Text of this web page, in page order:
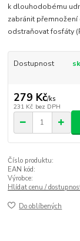
k dlouhodobému
zabránit přemnožení
odstraňovat fosfáty
Dostupnost
279 Kč/ks
231 Kč bez DPH
Číslo produktu:
EAN kód:
Výrobce:
Hlídat cenu /
Do oblíbených